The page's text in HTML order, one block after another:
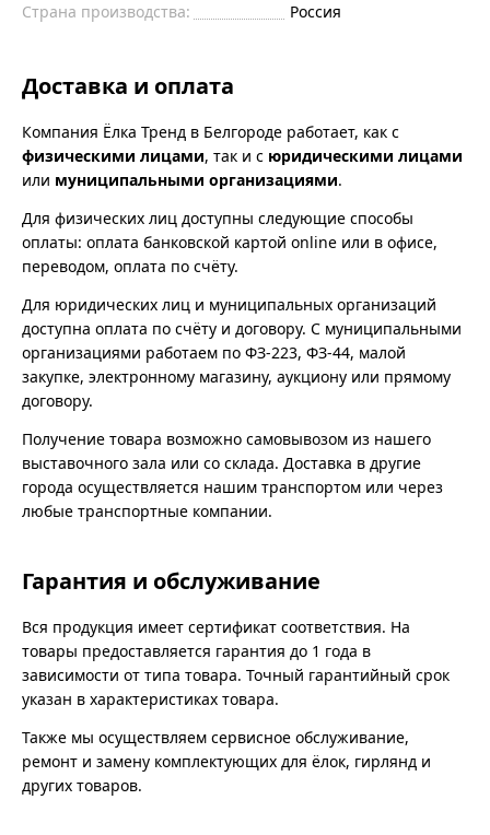
Страна производства:
Россия
Доставка и оплата
Компания Ёлка Тренд в Белгороде работает, как с
физическими лицами, так и с юридическими лицами
или муниципальными организациями.
Для физических лиц доступны следующие способы
оплаты: оплата банковской картой online или в офисе,
переводом, оплата по счёту.
Для юридических лиц и муниципальных организаций
доступна оплата по счёту и договору. С муниципальными
организациями работаем по ФЗ-223, ФЗ-44, малой
закупке, электронному магазину, аукциону или прямому
договору.
Получение товара возможно самовывозом из нашего
выставочного зала или со склада. Доставка в другие
города осуществляется нашим транспортом или через
любые транспортные компании.
Гарантия и обслуживание
Вся продукция имеет сертификат соответствия. На
товары предоставляется гарантия до 1 года в
зависимости от типа товара. Точный гарантийный срок
указан в характеристиках товара.
Также мы осуществляем сервисное обслуживание,
ремонт и замену комплектующих для ёлок, гирлянд и
других товаров.